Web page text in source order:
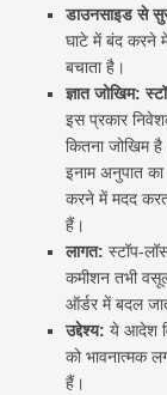
डाउनसाइड से
घाटे में बंद करने
बचाता है।
ज्ञात जोखिम:
इस प्रकार
कितना जोखिम
इनाम अनुपात
करने में मदद
हैं।
लागत: स्टॉप-
कमीशन तभी
ऑर्डर में बदल
उद्देश्य: ये आदेश
को भावनात्मक
हैं।